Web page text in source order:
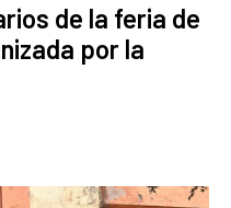
de la feria de
por la